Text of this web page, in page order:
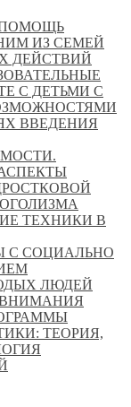
ИЗ СЕМЕЙ
ДЕЙСТВИЙ
С ДЕТЬМИ С
ВВЕДЕНИЯ
ТЕХНИКИ В
С СОЦИАЛЬНО
ЛЮДЕЙ
ТЕОРИЯ,